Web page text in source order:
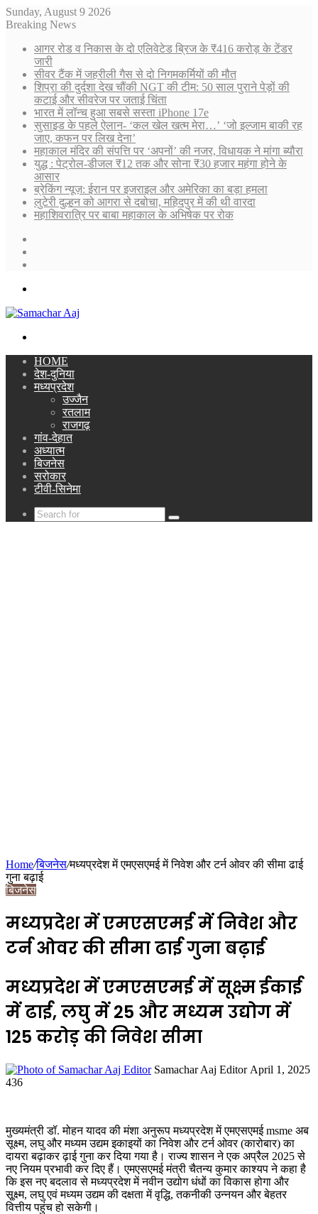
Sunday, August 9 2026
Breaking News
आगर रोड व निकास के दो एलिवेटेड ब्रिज के ₹416 करोड़ के टेंडर
जारी
सीवर टैंक में जहरीली गैस से दो निगमकर्मियों की मौत
शिप्रा की दुर्दशा देख चौंकी NGT की टीम: 50 साल पुराने पेड़ों की
कटाई और सीवरेज पर जताई चिंता
भारत में लॉन्च हुआ सबसे सस्ता iPhone 17e
सुसाइड के पहले ऐलान- ‘कल खेल खत्म मेरा…’ ‘जो इल्जाम बाकी रह
जाए, कफन पर लिख देना’
महाकाल मंदिर की संपत्ति पर ‘अपनों’ की नजर, विधायक ने मांगा ब्यौरा
युद्ध : पेट्रोल-डीजल ₹12 तक और सोना ₹30 हजार महंगा होने के
आसार
ब्रेकिंग न्यूज़: ईरान पर इजराइल और अमेरिका का बड़ा हमला
लुटेरी दुल्हन को आगरा से दबोचा, महिदपुर में की थी वारदा
महाशिवरात्रि पर बाबा महाकाल के अभिषेक पर रोक
HOME
देश-दुनिया
मध्यप्रदेश
उज्जैन
रतलाम
राजगढ़
गांव-देहात
अध्यात्म
बिजनेस
सरोकार
टीवी-सिनेमा
Search
Home/बिजनेस/मध्यप्रदेश में एमएसएमई में निवेश और टर्न ओवर की सीमा ढाई
गुना बढ़ाई
बिजनेस
मध्यप्रदेश में एमएसएमई में निवेश और
टर्न ओवर की सीमा ढाई गुना बढ़ाई
मध्यप्रदेश में एमएसएमई में सूक्ष्म ईकाई
में ढाई, लघु में 25 और मध्यम उद्योग में
125 करोड़ की निवेश सीमा
Samachar Aaj Editor Send
April 1, 2025
436
मुख्यमंत्री डॉ. मोहन यादव की मंशा अनुरूप मध्यप्रदेश में एमएसएमई msme अब
सूक्ष्म, लघु और मध्यम उद्यम इकाइयों का निवेश और टर्न ओवर (कारोबार) का
दायरा बढ़ाकर ढ़ाई गुना कर दिया गया है। राज्य शासन ने एक अप्रैल 2025 से
नए नियम प्रभावी कर दिए हैं। एमएसएमई मंत्री चैतन्य कुमार काश्यप ने कहा है
कि इस नए बदलाव से मध्यप्रदेश में नवीन उद्योग धंधों का विकास होगा और
सू्क्ष्म, लघु एवं मध्यम उद्यम की दक्षता में वृद्धि, तकनीकी उन्नयन और बेहतर
वित्तीय पहुंच हो सकेगी।